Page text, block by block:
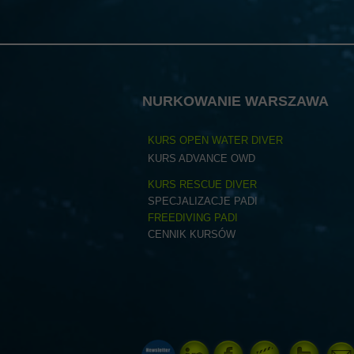
KURS OPEN WATER DIVER
CENNIK KURSÓW
FREEDIVING PADI
SPECJALIZACJE PADI
KURS RESCUE DIVER
KURS ADVANCE OWD
NURKOWANIE WARSZAWA